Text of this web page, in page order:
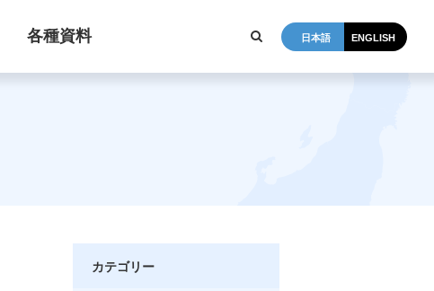
各種資料 日本語 ENGLISH
カテゴリー